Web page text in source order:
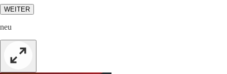
WEITER
neu